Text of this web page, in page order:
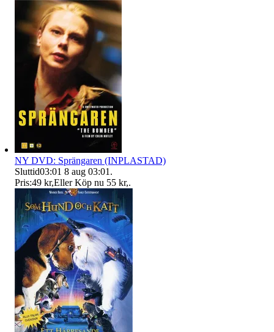
NY DVD: Sprängaren (INPLASTAD)
Sluttid03:01 8 aug 03:01 .
Pris:49 kr,Eller Köp nu 55 kr,.